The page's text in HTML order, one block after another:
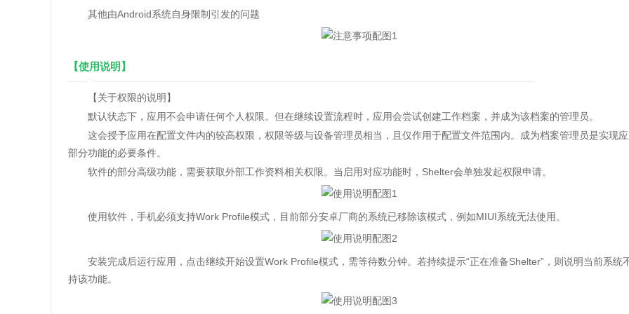
其他由Android系统自身限制引发的问题
【使用说明】
【关于权限的说明】
默认状态下，应用不会申请任何个人权限。但在继续设置流程时，应用会尝试创建工作档案，并成为该档案的管理员。
这会授予应用在配置文件内的较高权限，权限等级与设备管理员相当，且仅作用于配置文件范围内。成为档案管理员是实现
部分功能的必要条件。
软件的部分高级功能，需要获取外部工作资料相关权限。当启用对应功能时，Shelter会单独发起权限申请。
使用软件，手机必须支持Work Profile模式，目前部分安卓厂商的系统已移除该模式，例如MIUI系统无法使用。
安装完成后运行应用，点击继续开始设置Work Profile模式，需等待数分钟。若持续提示“正在准备Shelter”，则说明当前系统
持该功能。